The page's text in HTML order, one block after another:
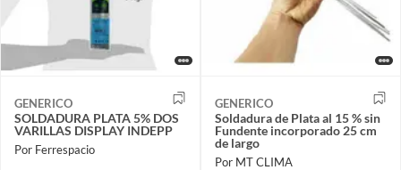
GENERICO
SOLDADURA PLATA 5% DOS
VARILLAS DISPLAY INDEPP
Por Ferrespacio
GENERICO
Soldadura de Plata al 15 % sin
Fundente incorporado 25 cm
de largo
Por MT CLIMA